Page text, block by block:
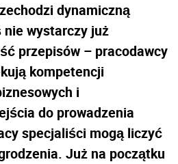
dynamiczną
wystarczy już
przepisów – pracodawcy
kompetencji
i
do prowadzenia
specjaliści mogą liczyć
Już na początku